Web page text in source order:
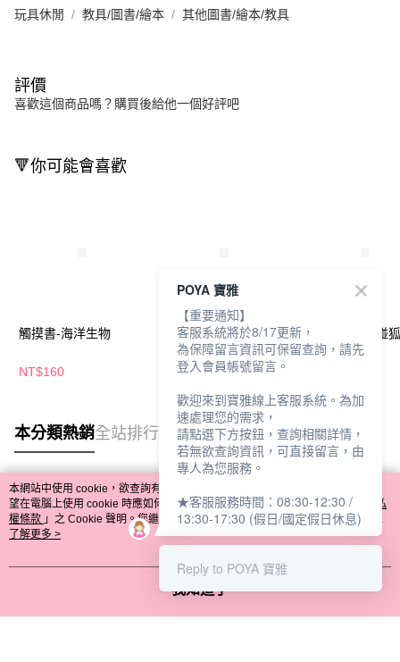
玩具休閒 教具/圖書/繪本 其他圖書/繪本/教具
評價
喜歡這個商品嗎？購買後給他一個好評吧
🔻你可能會喜歡
觸摸書-海洋生物
NT$160
形狀QQ貼-碰碰狐-熱
鬧篇
NT$126
形狀QQ貼-碰碰
鬧篇
本分類熱銷全站排行
熱門標籤
本網站中使用 cookie，欲查詢有關本網站使用 cookie 方式之詳情，及若您不希
望在電腦上使用 cookie 時應如何變更電腦的 cookie 設定，請參閱本網站「
隱私
權條款 」之 Cookie 聲明。您繼續使用本網站即表示您同意本公司得按本網站使
用條款之 Cookie 聲明使用 cookie。
了解更多 >
我知道了
POYA 寶雅
【重要通知】
客服系統將於8/17更新，
為保障留言資訊可保留查詢，請先
登入會員帳號留言。
歡迎來到寶雅線上客服系統。為加
速處理您的需求，
請點選下方按鈕，查詢相關詳情，
若無欲查詢資訊，可直接留言，由
專人為您服務。
★客服服務時間：08:30-12:30 /
13:30-17:30 (假日/國定假日休息)
Reply to POYA 寶雅